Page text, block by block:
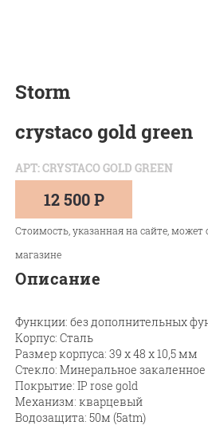
Storm
crystaco gold green
АРТ: CRYSTACO GOLD GREEN
12 500 Р
Стоимость, указанная на сайте,
магазине
Описание
Функции: без дополнительных
Корпус: Сталь
Размер корпуса: 39 х 48 х 10,5 мм
Стекло: Минеральное закаленное
Покрытие: IP rose gold
Механизм: кварцевый
Водозащита: 50м (5atm)